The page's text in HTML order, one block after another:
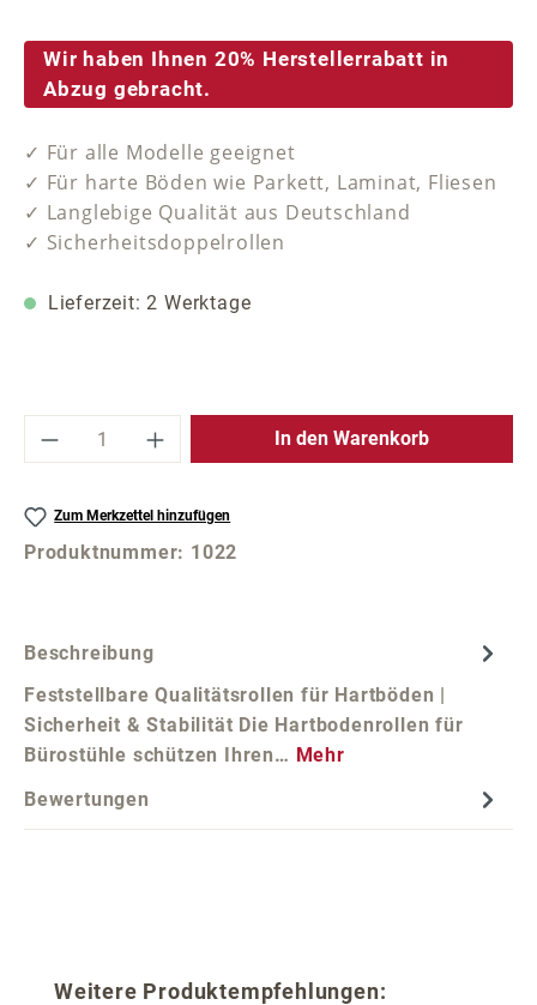
Wir haben Ihnen 20% Herstellerrabatt in
Abzug gebracht.
✓ Für alle Modelle geeignet
✓ Für harte Böden wie Parkett, Laminat, Fliesen
✓ Langlebige Qualität aus Deutschland
✓ Sicherheitsdoppelrollen
Lieferzeit: 2 Werktage
Produkt Anzahl: Gib den gewünschten
In den Warenkorb
Zum Merkzettel hinzufügen
Produktnummer: 1022
Beschreibung
Feststellbare Qualitätsrollen für Hartböden |
Sicherheit & Stabilität Die Hartbodenrollen für
Bürostühle schützen Ihren… Mehr
Bewertungen
Produktgalerie überspringen
Weitere Produktempfehlungen: